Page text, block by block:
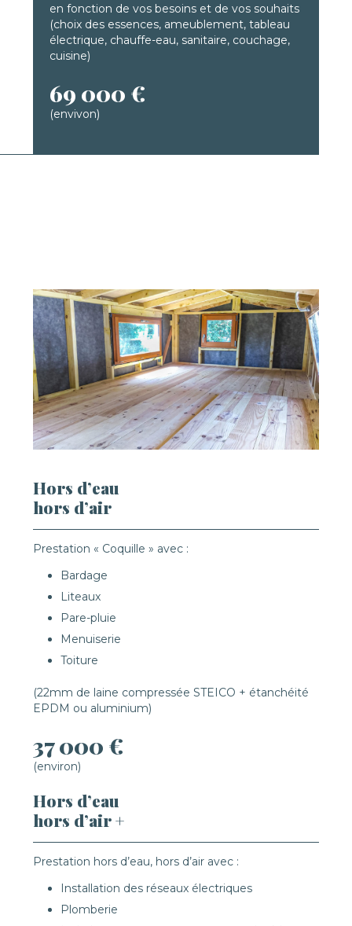
en fonction de vos besoins et de vos souhaits
(choix des essences, ameublement, tableau
électrique, chauffe-eau, sanitaire, couchage,
cuisine)
69 000 €
(envivon)
Hors d’eau
hors d’air
Prestation « Coquille » avec :
Bardage
Liteaux
Pare-pluie
Menuiserie
Toiture
(22mm de laine compressée STEICO + étanchéité
EPDM ou aluminium)
37 000 €
(environ)
Hors d’eau
hors d’air +
Prestation hors d’eau, hors d’air avec :
Installation des réseaux électriques
Plomberie